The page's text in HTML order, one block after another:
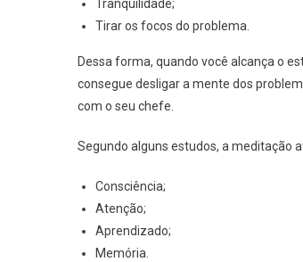
Tranquilidade;
Tirar os focos do problema.
Dessa forma, quando você alcança o
consegue desligar a mente dos
com o seu chefe.
Segundo alguns estudos, a meditação
Consciência;
Atenção;
Aprendizado;
Memória.